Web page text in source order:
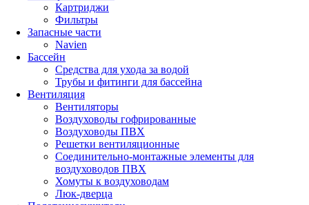
Картриджи
Фильтры
Запасные части
Navien
Бассейн
Средства для ухода за водой
Трубы и фитинги для бассейна
Вентиляция
Вентиляторы
Воздуховоды гофрированные
Воздуховоды ПВХ
Решетки вентиляционные
Соединительно-монтажные элементы для
воздуховодов ПВХ
Хомуты к воздуховодам
Люк-дверца